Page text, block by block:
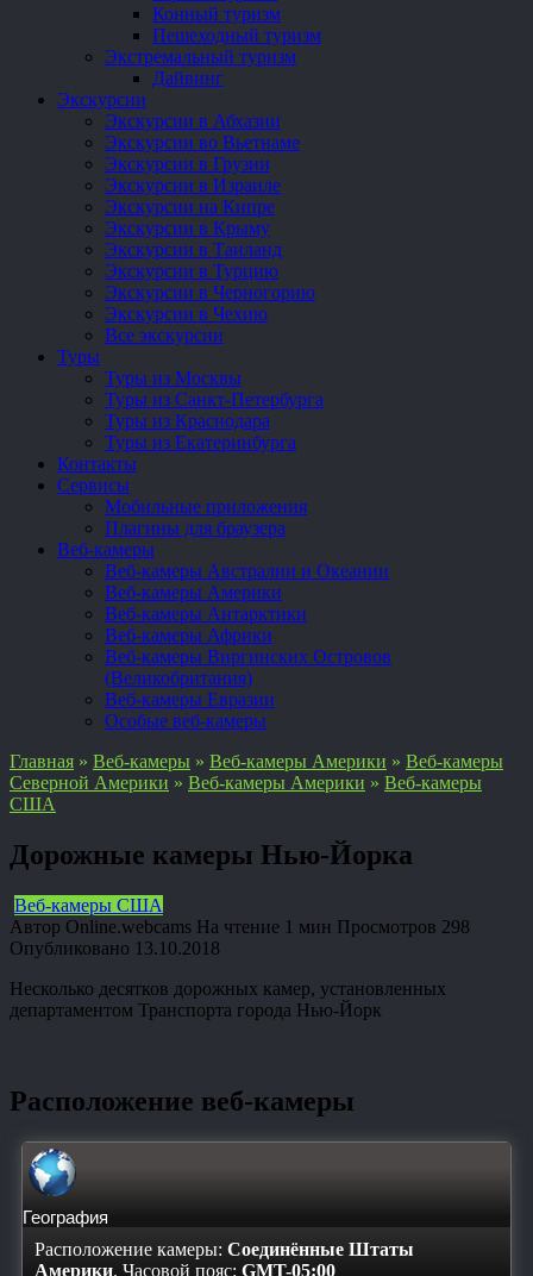
Конный туризм
Пешеходный туризм
Экстремальный туризм
Дайвинг
Экскурсии
Экскурсии в Абхазии
Экскурсии во Вьетнаме
Экскурсии в Грузии
Экскурсии в Израиле
Экскурсии на Кипре
Экскурсии в Крыму
Экскурсии в Таиланд
Экскурсии в Турцию
Экскурсии в Черногорию
Экскурсии в Чехию
Все экскурсии
Туры
Туры из Москвы
Туры из Санкт-Петербурга
Туры из Краснодара
Туры из Екатеринбурга
Контакты
Сервисы
Мобильные приложения
Плагины для браузера
Веб-камеры
Веб-камеры Австралии и Океании
Веб-камеры Америки
Веб-камеры Антарктики
Веб-камеры Африки
Веб-камеры Виргинских Островов
(Великобритания)
Веб-камеры Евразии
Особые веб-камеры
Главная » Веб-камеры » Веб-камеры Америки » Веб-камеры
Северной Америки » Веб-камеры Америки » Веб-камеры
США
Дорожные камеры Нью-Йорка
Веб-камеры США
Автор Online.webcams На чтение 1 мин Просмотров 298
Опубликовано 13.10.2018
Несколько десятков дорожных камер, установленных
департаментом Транспорта города Нью-Йорк
Расположение веб-камеры
География
Расположение камеры: Соединённые Штаты
Америки. Часовой пояс: GMT-05:00